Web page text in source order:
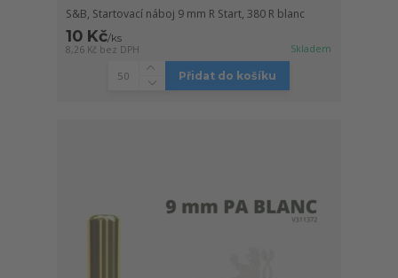
S&B, Startovací náboj 9 mm R Start, 380 R blanc
10 Kč/ks
8,26 Kč bez DPH Skladem
Přidat do košíku